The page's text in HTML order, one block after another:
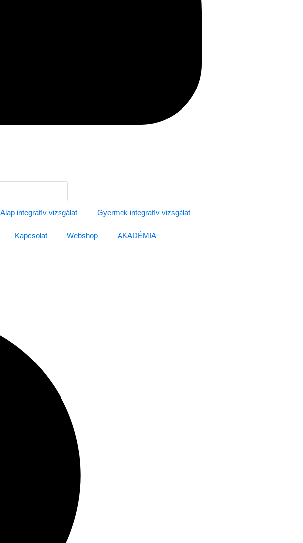
Alap integratív vizsgálat Gyermek integratív vizsgálat
Kapcsolat Webshop AKADÉMIA